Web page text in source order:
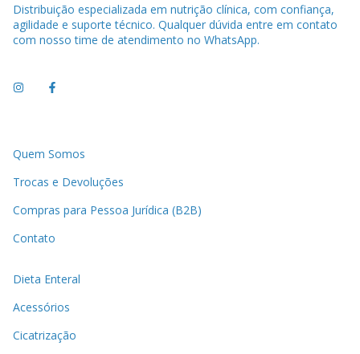
Distribuição especializada em nutrição clínica, com confiança,
agilidade e suporte técnico. Qualquer dúvida entre em contato
com nosso time de atendimento no WhatsApp.
Quem Somos
Trocas e Devoluções
Compras para Pessoa Jurídica (B2B)
Contato
Dieta Enteral
Acessórios
Cicatrização